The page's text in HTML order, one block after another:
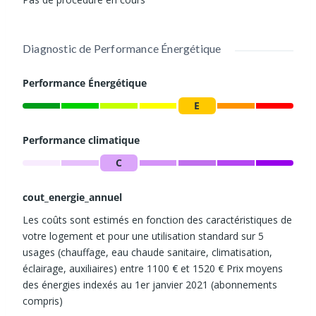
Une cave saine, idéale pour le stockage, vient compléter ce
bien.
Une vie de quartier privilégiée, esprit "village"
dans le quartier Pernety, l'un des secteurs les plus vivants
d'un emplacement stratégique :
Pernety (métro ligne 13
pas de laGare Montparnasse.
Commodités : Profitez d'une vie pratique au quotidien
avec des commerces de proximité, boulangeries,
supérettes et un marché traditionnel.
Diagnostic de Performance Énergétique
Performance Énergétique
E
Performance climatique
C
cout_energie_annuel
Les coûts sont estimés en fonction des caractéristiques de
votre logement et pour une utilisation standard sur 5
usages (chauffage, eau chaude sanitaire, climatisation,
éclairage, auxiliaires) entre 1100 € et 1520 € Prix moyens
des énergies indexés au 1er janvier 2021 (abonnements
compris)